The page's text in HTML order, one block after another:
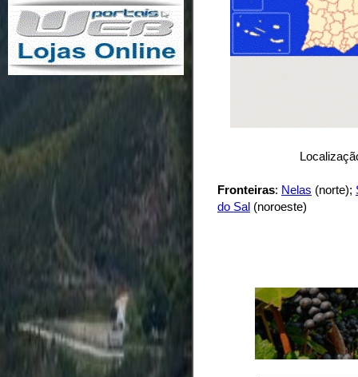
Fronteiras: Nelas (norte);
do Sal (noroeste)